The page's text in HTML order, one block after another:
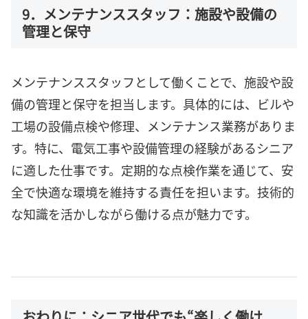
9．メンテナンススタッフ：施設や設備の
管理と保守
メンテナンススタッフとして働くことで、施設や設
備の管理と保守を担当します。具体的には、ビルや
工場の設備点検や修理、メンテナンス業務がありま
す。特に、電気工事や設備管理の経験があるシニア
に適した仕事です。定期的な点検作業を通じて、安
全で快適な環境を維持する責任を担います。技術的
な知識を活かしながら働ける点が魅力です。